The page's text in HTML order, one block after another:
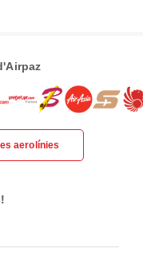
aerolínies